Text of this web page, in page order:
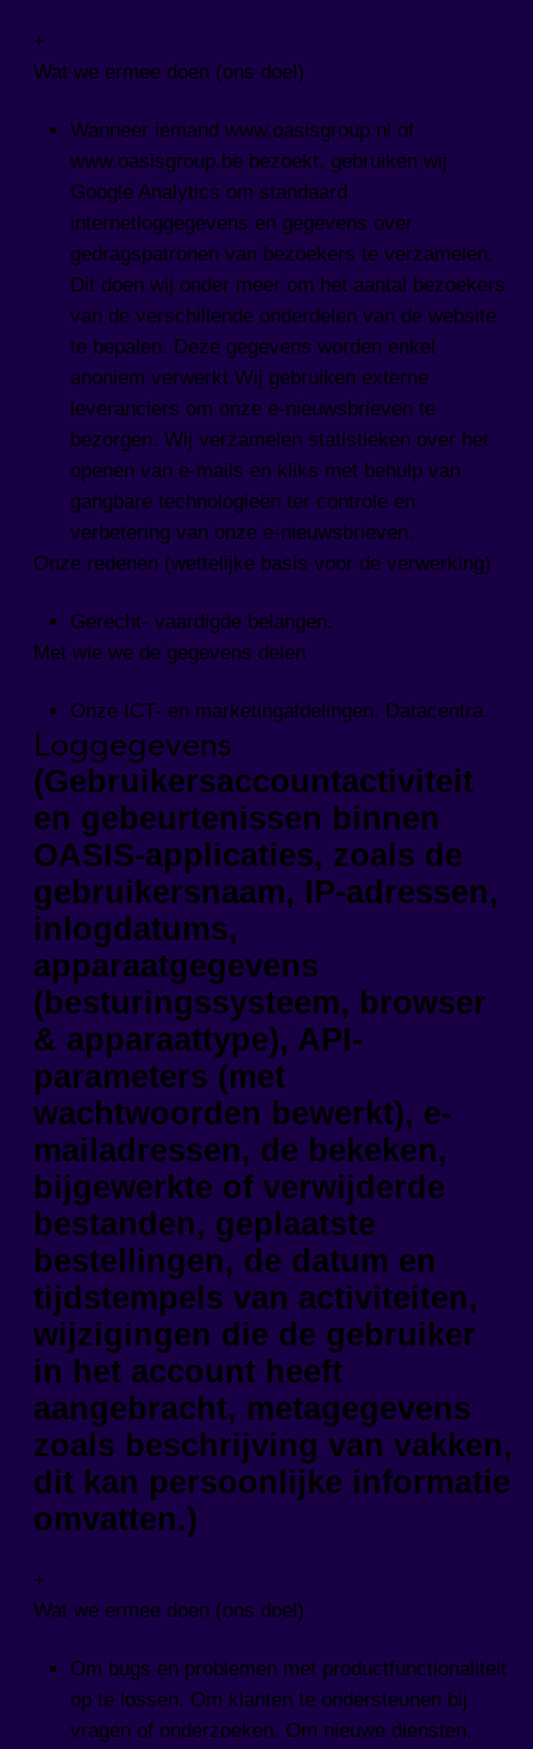
+
Wat we ermee doen (ons doel)
Wanneer iemand www.oasisgroup.nl of
www.oasisgroup.be bezoekt, gebruiken wij
Google Analytics om standaard
internetloggegevens en gegevens over
gedragspatronen van bezoekers te verzamelen.
Dit doen wij onder meer om het aantal bezoekers
van de verschillende onderdelen van de website
te bepalen. Deze gegevens worden enkel
anoniem verwerkt.Wij gebruiken externe
leveranciers om onze e-nieuwsbrieven te
bezorgen. Wij verzamelen statistieken over het
openen van e-mails en kliks met behulp van
gangbare technologieën ter controle en
verbetering van onze e-nieuwsbrieven.
Onze redenen (wettelijke basis voor de verwerking)
Gerecht- vaardigde belangen.
Met wie we de gegevens delen
Onze ICT- en marketingafdelingen. Datacentra.
Loggegevens
(Gebruikersaccountactiviteit
en gebeurtenissen binnen
OASIS-applicaties, zoals de
gebruikersnaam, IP-adressen,
inlogdatums,
apparaatgegevens
(besturingssysteem, browser
& apparaattype), API-
parameters (met
wachtwoorden bewerkt), e-
mailadressen, de bekeken,
bijgewerkte of verwijderde
bestanden, geplaatste
bestellingen, de datum en
tijdstempels van activiteiten,
wijzigingen die de gebruiker
in het account heeft
aangebracht, metagegevens
zoals beschrijving van vakken,
dit kan persoonlijke informatie
omvatten.)
+
Wat we ermee doen (ons doel)
Om bugs en problemen met productfunctionaliteit
op te lossen. Om klanten te ondersteunen bij
vragen of onderzoeken. Om nieuwe diensten,